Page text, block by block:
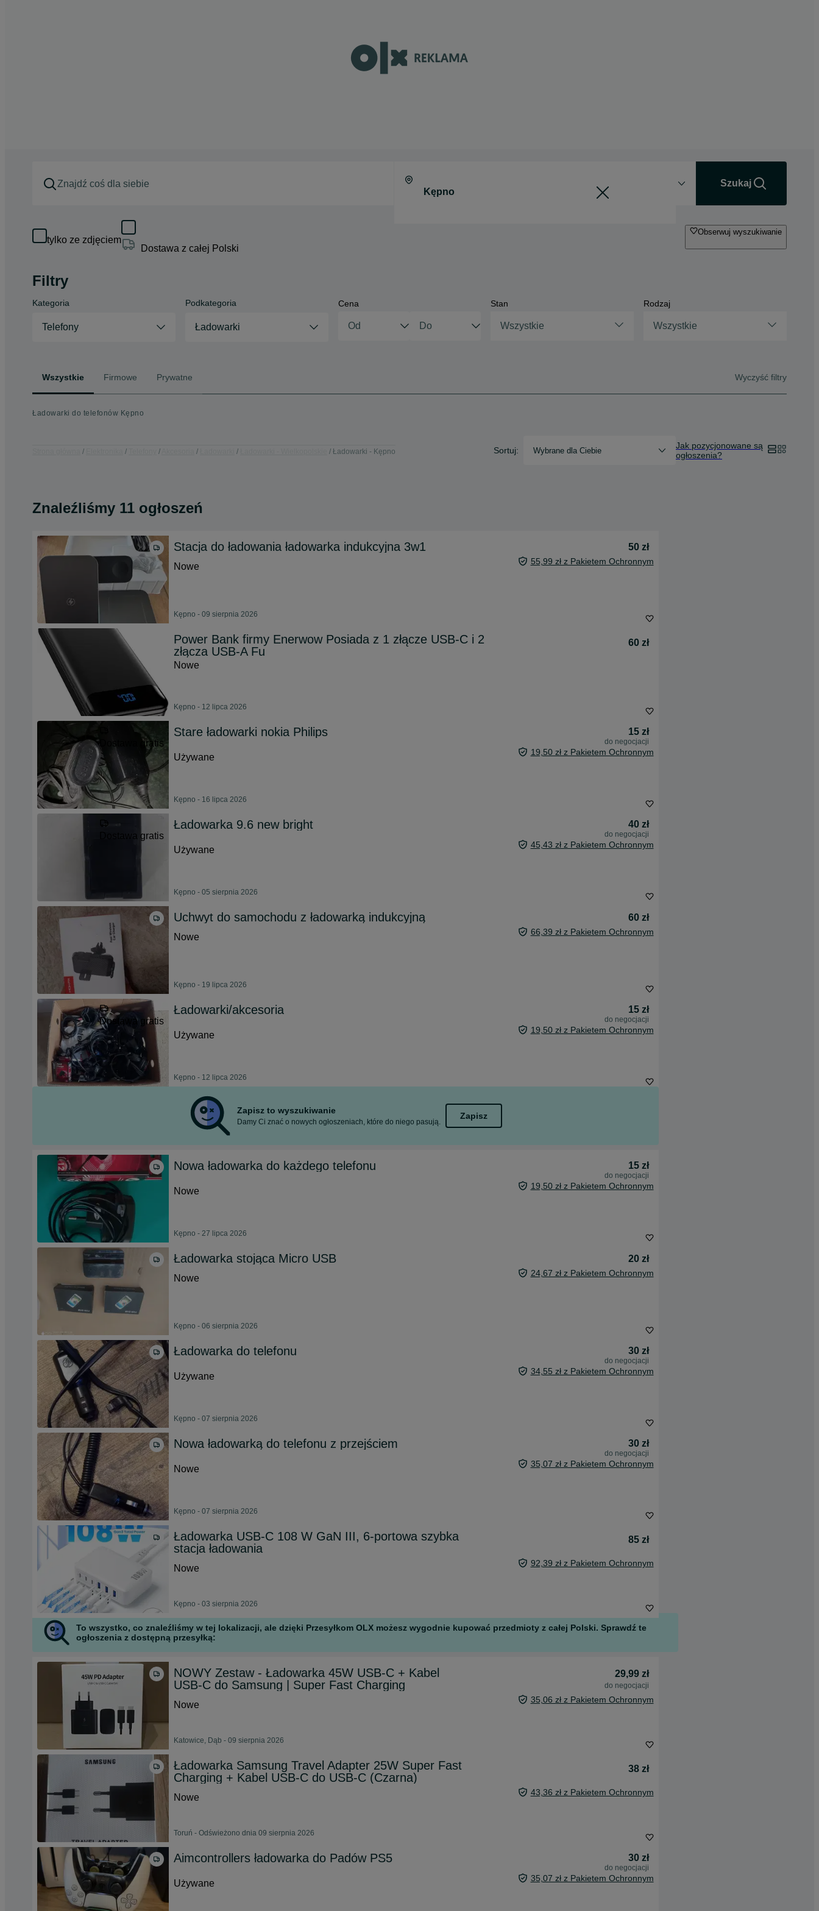
Szukaj
tylko ze zdjęciem
Dostawa z całej Polski
Obserwuj wyszukiwanie
Filtry
Kategoria
Telefony
Podkategoria
Ładowarki
Cena Stan
Wszystkie
Rodzaj
Wszystkie
Wszystkie Firmowe Prywatne Wyczyść filtry
Ładowarki do telefonów Kępno
Ładowarki - Kępno Sortuj: Wybrane dla Ciebie
Jak pozycjonowane są
ogłoszenia?
Znaleźliśmy 11 ogłoszeń
Stacja do ładowania ładowarka indukcyjna 3w1
50 zł
Nowe
55,99 zł z Pakietem Ochronnym
Kępno - 09 sierpnia 2026
Power Bank firmy Enerwow Posiada z 1 złącze USB-C i 2
złącza USB-A Fu
60 zł
Nowe
Kępno - 12 lipca 2026
Dostawa gratis
Stare ładowarki nokia Philips 15 zł
do negocjacji
Używane 19,50 zł z Pakietem Ochronnym
Kępno - 16 lipca 2026
Dostawa gratis
Ładowarka 9.6 new bright 40 zł
do negocjacji
Używane 45,43 zł z Pakietem Ochronnym
Kępno - 05 sierpnia 2026
Uchwyt do samochodu z ładowarką indukcyjną
60 zł
Nowe
66,39 zł z Pakietem Ochronnym
Kępno - 19 lipca 2026
Dostawa gratis
Ładowarki/akcesoria 15 zł
do negocjacji
Używane 19,50 zł z Pakietem Ochronnym
Kępno - 12 lipca 2026
Zapisz to wyszukiwanie
Damy Ci znać o nowych ogłoszeniach, które do niego pasują.
Zapisz
Nowa ładowarka do każdego telefonu 15 zł
do negocjacji
Nowe 19,50 zł z Pakietem Ochronnym
Kępno - 27 lipca 2026
Ładowarka stojąca Micro USB
20 zł
Nowe
24,67 zł z Pakietem Ochronnym
Kępno - 06 sierpnia 2026
Ładowarka do telefonu 30 zł
do negocjacji
Używane 34,55 zł z Pakietem Ochronnym
Kępno - 07 sierpnia 2026
Nowa ładowarką do telefonu z przejściem 30 zł
do negocjacji
Nowe 35,07 zł z Pakietem Ochronnym
Kępno - 07 sierpnia 2026
Ładowarka USB-C 108 W GaN III, 6-portowa szybka
stacja ładowania
85 zł
Nowe 92,39 zł z Pakietem Ochronnym
Kępno - 03 sierpnia 2026
To wszystko, co znaleźliśmy w tej lokalizacji, ale dzięki Przesyłkom OLX możesz wygodnie kupować przedmioty z całej Polski. Sprawdź te
ogłoszenia z dostępną przesyłką:
NOWY Zestaw - Ładowarka 45W USB-C + Kabel
USB-C do Samsung | Super Fast Charging
29,99 zł
do negocjacji
Nowe 35,06 zł z Pakietem Ochronnym
Katowice, Dąb - 09 sierpnia 2026
Ładowarka Samsung Travel Adapter 25W Super Fast
Charging + Kabel USB-C do USB-C (Czarna)
38 zł
Nowe 43,36 zł z Pakietem Ochronnym
Toruń - Odświeżono dnia 09 sierpnia 2026
Aimcontrollers ładowarka do Padów PS5 30 zł
do negocjacji
Używane 35,07 zł z Pakietem Ochronnym